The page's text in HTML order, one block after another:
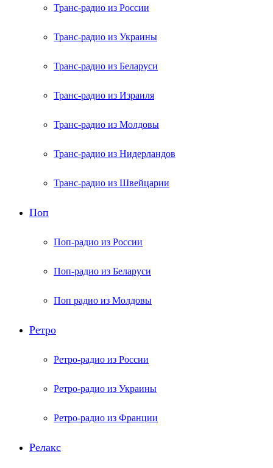
Транс-радио из России
Транс-радио из Украины
Транс-радио из Беларуси
Транс-радио из Израиля
Транс-радио из Молдовы
Транс-радио из Нидерландов
Транс-радио из Швейцарии
Поп
Поп-радио из России
Поп-радио из Беларуси
Поп радио из Молдовы
Ретро
Ретро-радио из России
Ретро-радио из Украины
Ретро-радио из Франции
Релакс